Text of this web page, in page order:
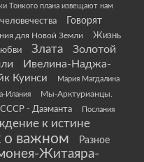
Тонкого плана извещают нам
Говорят
для Новой Земли
Жизнь
Злата
Золотой
Ивелина-Наджа-
Куинси Мария Магдалина
Илания
Мы-Арктурианцы.
СССР - Даэманта
Послания
к истине
о важном Разное
Житаяра-